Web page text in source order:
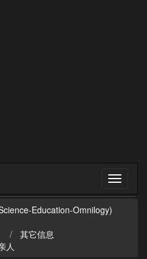
Education-Omnilogy)
其它信息
人